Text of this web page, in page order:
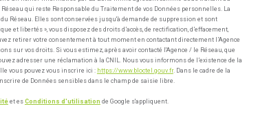
qui reste Responsable du Traitement de vos Données personnelles. La
Réseau. Elles sont conservées jusqu'à demande de suppression et sont
et libertés », vous disposez des droits d’accès, de rectification, d’effacement,
retirer votre consentement à tout moment en contactant directement l’Agence
sur vos droits. Si vous estimez, après avoir contacté l'Agence / le Réseau, que
adresser une réclamation à la CNIL. Nous vous informons de l’existence de la
vous pouvez vous inscrire ici : https://www.bloctel.gouv.fr. Dans le cadre de la
de Données sensibles dans le champ de saisie libre.
et es Conditions d'utilisation de Google s'appliquent.